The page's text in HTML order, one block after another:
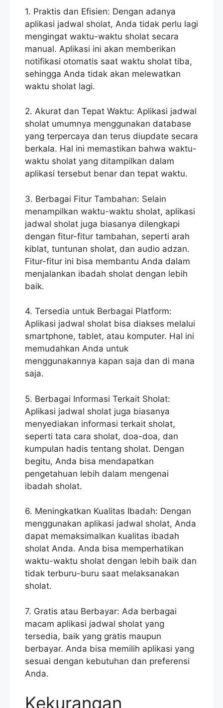
1. Praktis dan Efisien: Dengan adanya
aplikasi jadwal sholat, Anda tidak perlu lagi
mengingat waktu-waktu sholat secara
manual. Aplikasi ini akan memberikan
notifikasi otomatis saat waktu sholat tiba,
sehingga Anda tidak akan melewatkan
waktu sholat lagi.
2. Akurat dan Tepat Waktu: Aplikasi jadwal
sholat umumnya menggunakan database
yang terpercaya dan terus diupdate secara
berkala. Hal ini memastikan bahwa waktu-
waktu sholat yang ditampilkan dalam
aplikasi tersebut benar dan tepat waktu.
3. Berbagai Fitur Tambahan: Selain
menampilkan waktu-waktu sholat, aplikasi
jadwal sholat juga biasanya dilengkapi
dengan fitur-fitur tambahan, seperti arah
kiblat, tuntunan sholat, dan audio adzan.
Fitur-fitur ini bisa membantu Anda dalam
menjalankan ibadah sholat dengan lebih
baik.
4. Tersedia untuk Berbagai Platform:
Aplikasi jadwal sholat bisa diakses melalui
smartphone, tablet, atau komputer. Hal ini
memudahkan Anda untuk
menggunakannya kapan saja dan di mana
saja.
5. Berbagai Informasi Terkait Sholat:
Aplikasi jadwal sholat juga biasanya
menyediakan informasi terkait sholat,
seperti tata cara sholat, doa-doa, dan
kumpulan hadis tentang sholat. Dengan
begitu, Anda bisa mendapatkan
pengetahuan lebih dalam mengenai
ibadah sholat.
6. Meningkatkan Kualitas Ibadah: Dengan
menggunakan aplikasi jadwal sholat, Anda
dapat memaksimalkan kualitas ibadah
sholat Anda. Anda bisa memperhatikan
waktu-waktu sholat dengan lebih baik dan
tidak terburu-buru saat melaksanakan
sholat.
7. Gratis atau Berbayar: Ada berbagai
macam aplikasi jadwal sholat yang
tersedia, baik yang gratis maupun
berbayar. Anda bisa memilih aplikasi yang
sesuai dengan kebutuhan dan preferensi
Anda.
Kekurangan